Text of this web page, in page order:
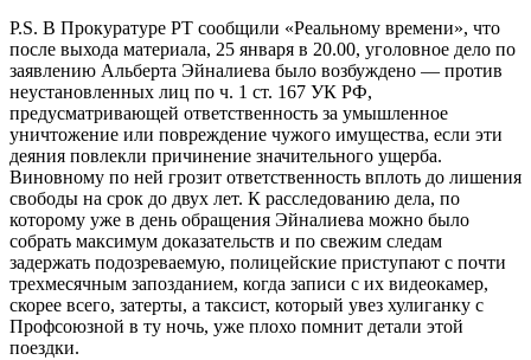
P.S. В Прокуратуре РТ сообщили «Реальному времени», что
после выхода материала, 25 января в 20.00, уголовное дело по
заявлению Альберта Эйналиева было возбуждено — против
неустановленных лиц по ч. 1 ст. 167 УК РФ,
предусматривающей ответственность за умышленное
уничтожение или повреждение чужого имущества, если эти
деяния повлекли причинение значительного ущерба.
Виновному по ней грозит ответственность вплоть до лишения
свободы на срок до двух лет. К расследованию дела, по
которому уже в день обращения Эйналиева можно было
собрать максимум доказательств и по свежим следам
задержать подозреваемую, полицейские приступают с почти
трехмесячным запозданием, когда записи с их видеокамер,
скорее всего, затерты, а таксист, который увез хулиганку с
Профсоюзной в ту ночь, уже плохо помнит детали этой
поездки.